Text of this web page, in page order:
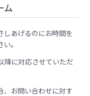
ム
しあげるのにお時間を
。
降に対応させていただ
、お問い合わせに対す